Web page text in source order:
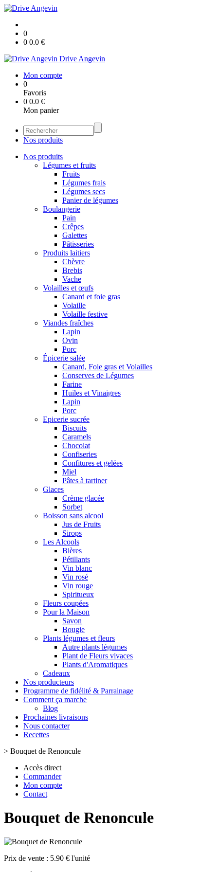
0
0 0.0 €
Drive Angevin
Mon compte
0
Favoris
0 0.0 €
Mon panier
Nos produits
Nos produits
Légumes et fruits
Fruits
Légumes frais
Légumes secs
Panier de légumes
Boulangerie
Pain
Crêpes
Galettes
Pâtisseries
Produits laitiers
Chèvre
Brebis
Vache
Volailles et œufs
Canard et foie gras
Volaille
Volaille festive
Viandes fraîches
Lapin
Ovin
Porc
Épicerie salée
Canard, Foie gras et Volailles
Conserves de Légumes
Farine
Huiles et Vinaigres
Lapin
Porc
Epicerie sucrée
Biscuits
Caramels
Chocolat
Confiseries
Confitures et gelées
Miel
Pâtes à tartiner
Glaces
Crème glacée
Sorbet
Boisson sans alcool
Jus de Fruits
Sirops
Les Alcools
Bières
Pétillants
Vin blanc
Vin rosé
Vin rouge
Spiritueux
Fleurs coupées
Pour la Maison
Savon
Bougie
Plants légumes et fleurs
Autre plants légumes
Plant de Fleurs vivaces
Plants d'Aromatiques
Cadeaux
Nos producteurs
Programme de fidélité & Parrainage
Comment ça marche
Blog
Prochaines livraisons
Nous contacter
Recettes
> Bouquet de Renoncule
Accès direct
Commander
Mon compte
Contact
Bouquet de Renoncule
Prix de vente : 5.90 € l'unité